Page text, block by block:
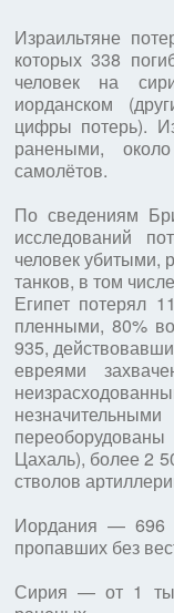
Израильтяне
которых 338
человек на
иорданском
цифры потерь).
ранеными,
самолётов.
По сведениям
исследований
человек убитыми,
танков, в том
Египет потерял
пленными, 80%
935,
евреями
Цахаль), более 2
стволов
Иордания — 696
пропавших без
Сирия — от 1